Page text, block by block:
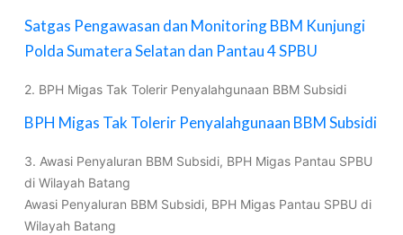
Satgas Pengawasan dan Monitoring BBM Kunjungi
Polda Sumatera Selatan dan Pantau 4 SPBU
2. BPH Migas Tak Tolerir Penyalahgunaan BBM Subsidi
BPH Migas Tak Tolerir Penyalahgunaan BBM Subsidi
3. Awasi Penyaluran BBM Subsidi, BPH Migas Pantau SPBU
di Wilayah Batang
Awasi Penyaluran BBM Subsidi, BPH Migas Pantau SPBU di
Wilayah Batang